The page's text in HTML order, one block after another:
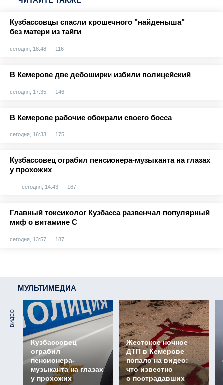
Кузбассовцы спасли крошечного "найденыша"
без матери из тайги
сегодня, 18:48 116
В Кемерове две дебоширки избили полицейский
сегодня, 17:35 146
В Кемерове рабочие обокрали своего босса
сегодня, 16:33 175
Кузбассовец ограбил пенсионера-музыканта на глазах
у прохожих
сегодня, 14:43 167
Главный токсиколог Кузбасса развенчал популярный
миф о витамине С
сегодня, 13:57 187
МУЛЬТИМЕДИА
ВИДЕО
Кузбассовец
ограбил
пенсионера-
музыканта на глазах
у прохожих
Жестокое ночное
ДТП в Кемерове
попало на видео:
что известно
о пострадавших